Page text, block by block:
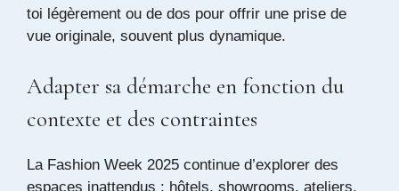
toi légèrement ou de dos pour offrir une prise de
vue originale, souvent plus dynamique.
Adapter sa démarche en fonction du
contexte et des contraintes
La Fashion Week 2025 continue d’explorer des
espaces inattendus : hôtels, showrooms, ateliers.